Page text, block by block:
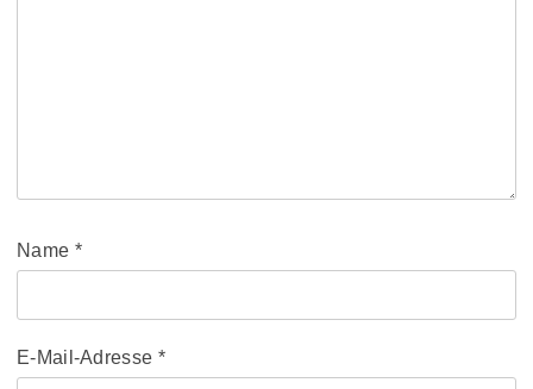
Name *
E-Mail-Adresse *